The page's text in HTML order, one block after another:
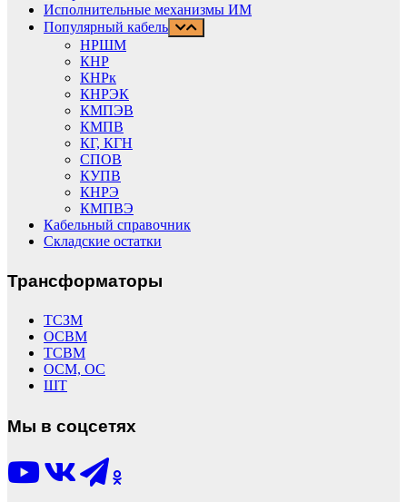
Исполнительные механизмы ИМ
Популярный кабель
НРШМ
КНР
КНРк
КНРЭК
КМПЭВ
КМПВ
КГ, КГН
СПОВ
КУПВ
КНРЭ
КМПВЭ
Кабельный справочник
Складские остатки
Трансформаторы
ТСЗМ
ОСВМ
ТСВМ
ОСМ, ОС
ШТ
Мы в соцсетях